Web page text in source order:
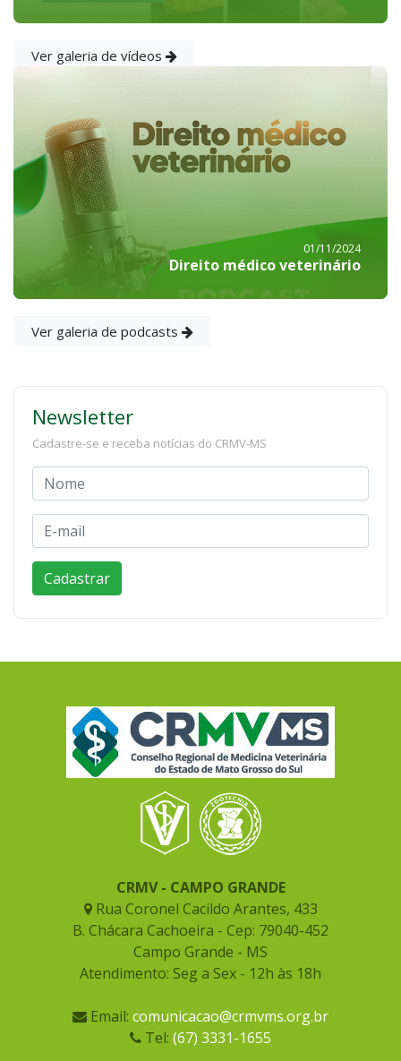
Ver galeria de vídeos
01/11/2024
Direito médico veterinário
Ver galeria de podcasts
Newsletter
Cadastre-se e receba notícias do CRMV-MS
CRMV - CAMPO GRANDE
Rua Coronel Cacildo Arantes, 433
B. Chácara Cachoeira - Cep: 79040-452
Campo Grande - MS
Atendimento: Seg a Sex - 12h às 18h
Email: comunicacao@crmvms.org.br
Tel: (67) 3331-1655